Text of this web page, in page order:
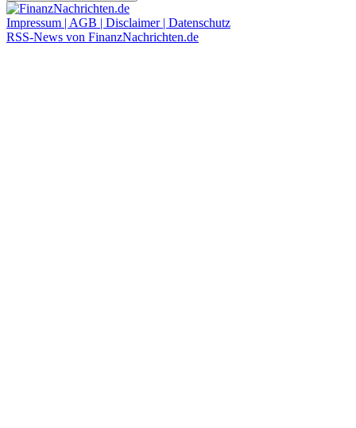
Impressum | AGB | Disclaimer | Datenschutz
RSS-News von FinanzNachrichten.de